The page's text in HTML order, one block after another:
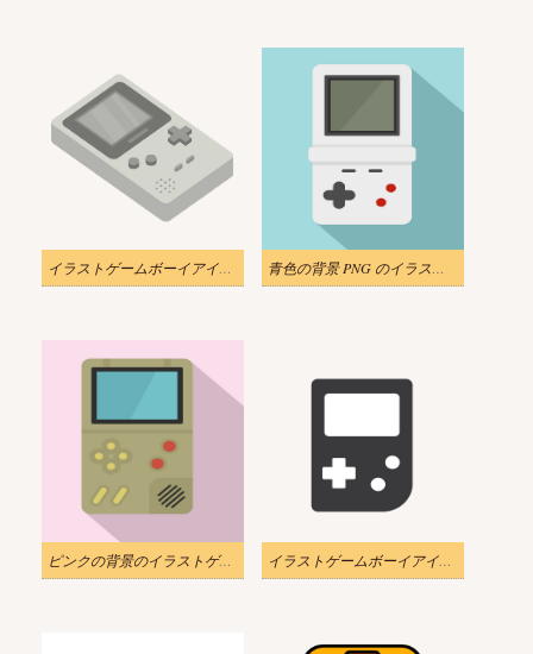
イラストゲームボーイアイコンアイソメスタイル透明 青色の背景 PNG のイラストゲームボーイアイコン
ピンクの背景のイラストゲームボーイアイコン PNG イラストゲームボーイアイコン透明